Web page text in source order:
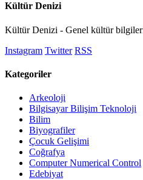
Kültür Denizi
Kültür Denizi - Genel kültür bilgileri
Instagram Twitter RSS
Kategoriler
Arkeoloji
Bilgisayar Bilişim Teknoloji
Bilim
Biyografiler
Çocuk Gelişimi
Coğrafya
Computer Numerical Control
Edebiyat